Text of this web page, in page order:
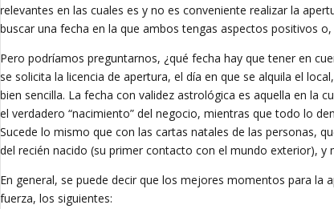
relevantes en las cuales es y no es conveniente realizar la
buscar una fecha en la que ambos tengas aspectos positivos
Pero podríamos preguntarnos, ¿qué fecha hay que tener en
se solicita la licencia de apertura, el día en que se alquila el
bien sencilla. La fecha con validez astrológica es aquella en la
el verdadero “nacimiento” del negocio, mientras que todo lo
Sucede lo mismo que con las cartas natales de las personas,
del recién nacido (su primer contacto con el mundo exterior),
En general, se puede decir que los mejores momentos para
fuerza, los siguientes: